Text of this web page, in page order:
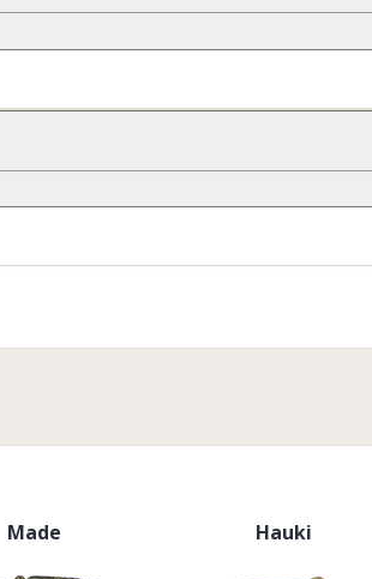
Made Hauki